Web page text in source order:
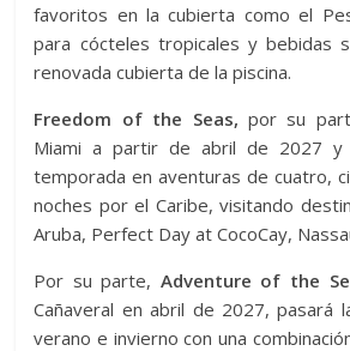
favoritos en la cubierta como el
para cócteles tropicales y bebidas
renovada cubierta de la piscina.
Freedom of the Seas, por su
Miami a partir de abril de 2027 y
temporada en aventuras de cuatro,
noches por el Caribe, visitando
Aruba, Perfect Day at CocoCay,
Por su parte, Adventure of the
Cañaveral en abril de 2027, pasará
verano e invierno con una